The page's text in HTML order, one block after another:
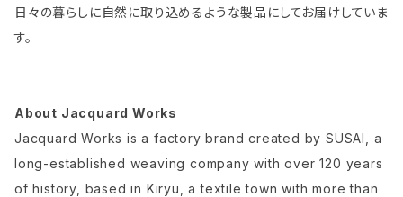
日々の暮らしに自然に取り込めるような製品にしてお届けしていま
す。
About Jacquard Works
Jacquard Works is a factory brand created by SUSAI, a
long-established weaving company with over 120 years
of history, based in Kiryu, a textile town with more than